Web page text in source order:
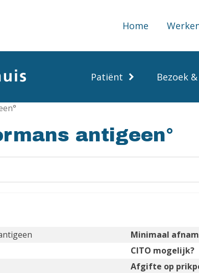
Home
Patiënt Bezoek
antigeen°
Minimaal
CITO mogelijk?
Afgifte op